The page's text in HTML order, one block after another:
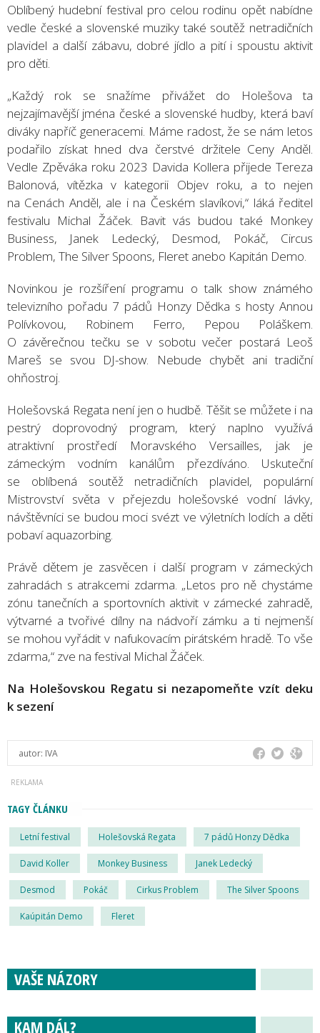
Oblíbený hudební festival pro celou rodinu opět nabídne
vedle české a slovenské muziky také soutěž netradičních
plavidel a další zábavu, dobré jídlo a pití i spoustu aktivit
pro děti.
„Každý rok se snažíme přivážet do Holešova ta
nejzajímavější jména české a slovenské hudby, která baví
diváky napříč generacemi. Máme radost, že se nám letos
podařilo získat hned dva čerstvé držitele Ceny Anděl.
Vedle Zpěváka roku 2023 Davida Kollera přijede Tereza
Balonová, vítězka v kategorii Objev roku, a to nejen
na Cenách Anděl, ale i na Českém slavíkovi,“ láká ředitel
festivalu Michal Žáček. Bavit vás budou také Monkey
Business, Janek Ledecký, Desmod, Pokáč, Circus
Problem, The Silver Spoons, Fleret anebo Kapitán Demo.
Novinkou je rozšíření programu o talk show známého
televizního pořadu 7 pádů Honzy Dědka s hosty Annou
Polívkovou, Robinem Ferro, Pepou Poláškem.
O závěrečnou tečku se v sobotu večer postará Leoš
Mareš se svou DJ-show. Nebude chybět ani tradiční
ohňostroj.
Holešovská Regata není jen o hudbě. Těšit se můžete i na
pestrý doprovodný program, který naplno využívá
atraktivní prostředí Moravského Versailles, jak je
zámeckým vodním kanálům přezdíváno. Uskuteční
se oblíbená soutěž netradičních plavidel, populární
Mistrovství světa v přejezdu holešovské vodní lávky,
návštěvníci se budou moci svézt ve výletních lodích a děti
pobaví aquazorbing.
Právě dětem je zasvěcen i další program v zámeckých
zahradách s atrakcemi zdarma. „Letos pro ně chystáme
zónu tanečních a sportovních aktivit v zámecké zahradě,
výtvarné a tvořivé dílny na nádvoří zámku a ti nejmenší
se mohou vyřádit v nafukovacím pirátském hradě. To vše
zdarma,“ zve na festival Michal Žáček.
Na Holešovskou Regatu si nezapomeňte vzít deku
k sezení
autor: IVA
TAGY ČLÁNKU
Letní festival Holešovská Regata 7 pádů Honzy Dědka
David Koller Monkey Business Janek Ledecký
Desmod Pokáč Cirkus Problem The Silver Spoons
Kaúpitán Demo Fleret
VAŠE NÁZORY
KAM DÁL?